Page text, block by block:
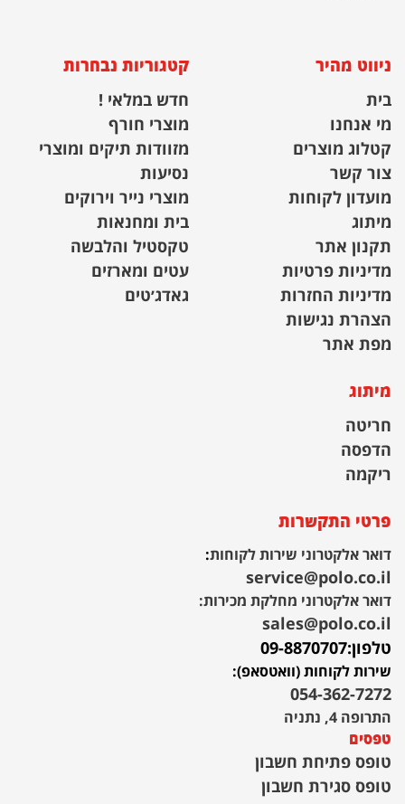
ניווט מהיר
בית
מי אנחנו
קטלוג מוצרים
צור קשר
מועדון לקוחות
מיתוג
תקנון אתר
מדיניות פרטיות
מדיניות החזרות
הצהרת נגישות
מפת אתר
קטגוריות נבחרות
חדש במלאי !
מוצרי חורף
מזוודות תיקים ומוצרי
נסיעות
מוצרי נייר וירוקים
בית ומחנאות
טקסטיל והלבשה
עטים ומארזים
גאדג׳טים
מיתוג
חריטה
הדפסה
ריקמה
פרטי התקשרות
דואר אלקטרוני שירות לקוחות:
service@polo.co.il
דואר אלקטרוני מחלקת מכירות:
sales@polo.co.il
טלפון:09-8870707
שירות לקוחות (וואטסאפ):
054-362-7272
התרופה 4, נתניה
טפסים
טופס פתיחת חשבון
טופס סגירת חשבון